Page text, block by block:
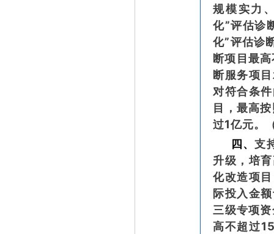
规模实力
化”评估诊
化”评估诊
断项目最
断服务项
对符合条
目，最高
过1亿元。
四、支
升级，培
化改造项
际投入金
三级专项
高不超过